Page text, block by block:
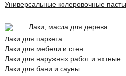
Универсальные колеровочные пасты
Лаки, масла для дерева
Лаки для паркета
Лаки для мебели и стен
Лаки для наружных работ и яхтные
Лаки для бани и сауны